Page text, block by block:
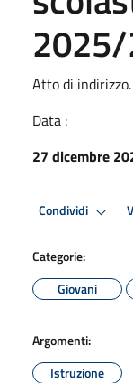
Atto di indirizzo.
Data :
27 dicembre
Condividi
Categorie:
Giovani
Argomenti:
Istruzione